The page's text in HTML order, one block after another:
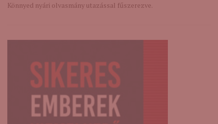
Könnyed nyári olvasmány utazással fűszerezve.